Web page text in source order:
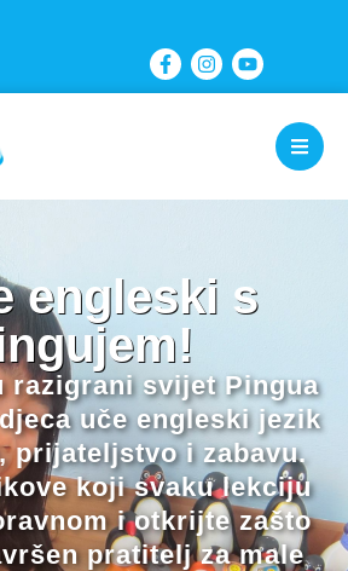
engleski s
razigrani svijet Pingua
uče engleski jezik
prijateljstvo i zabavu.
koji svaku lekciju
i otkrijte zašto
pratitelj za male